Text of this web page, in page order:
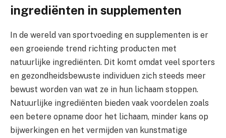
ingrediënten in supplementen
In de wereld van sportvoeding en supplementen is er
een groeiende trend richting producten met
natuurlijke ingrediënten. Dit komt omdat veel sporters
en gezondheidsbewuste individuen zich steeds meer
bewust worden van wat ze in hun lichaam stoppen.
Natuurlijke ingrediënten bieden vaak voordelen zoals
een betere opname door het lichaam, minder kans op
bijwerkingen en het vermijden van kunstmatige